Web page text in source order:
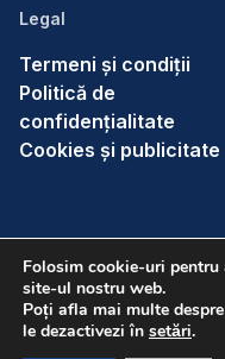
Legal
Termeni și condiții
Politică de
confidențialitate
Cookies și publicitate
©2026 Electroglobal.
Folosim cookie-uri
site-ul nostru web.
Poți afla mai multe
le dezactivezi în setări.